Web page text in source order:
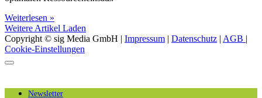
Weiterlesen »
Weitere Artikel Laden
Copyright © sig Media GmbH | Impressum | Datenschutz | AGB |
Cookie-Einstellungen
Newsletter